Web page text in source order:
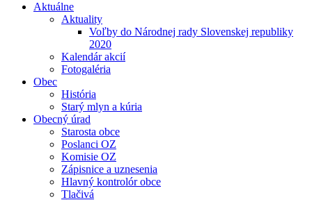
Aktuálne
Aktuality
Voľby do Národnej rady Slovenskej republiky
2020
Kalendár akcií
Fotogaléria
Obec
História
Starý mlyn a kúria
Obecný úrad
Starosta obce
Poslanci OZ
Komisie OZ
Zápisnice a uznesenia
Hlavný kontrolór obce
Tlačivá